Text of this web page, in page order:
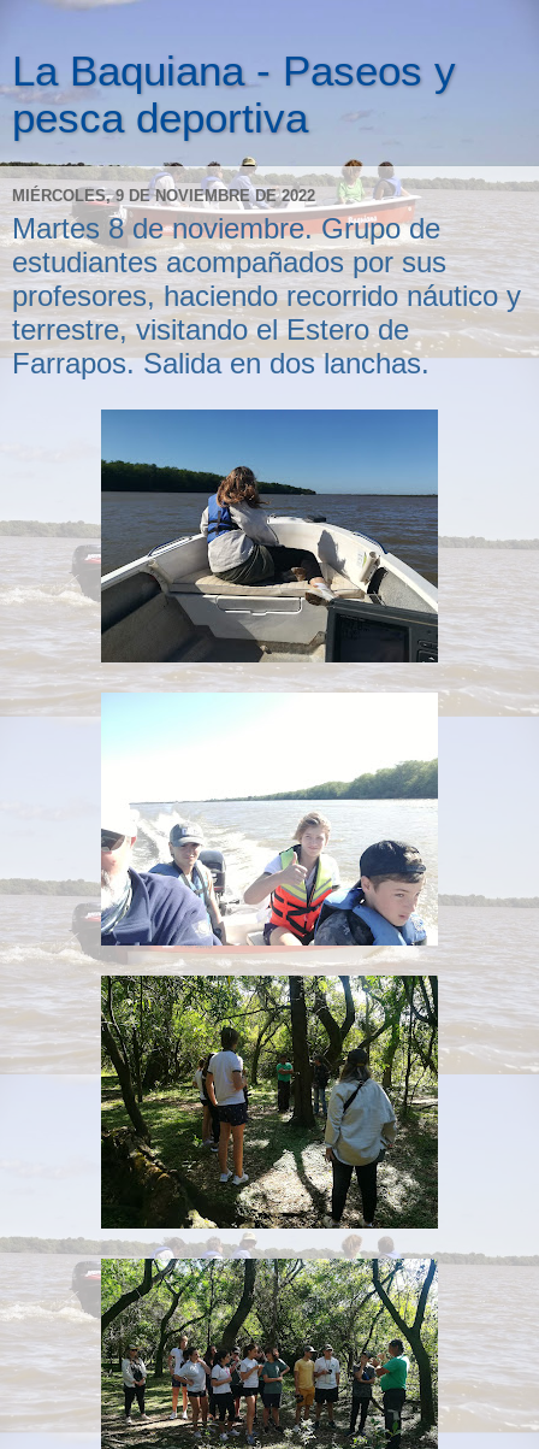
La Baquiana - Paseos y
pesca deportiva
MIÉRCOLES, 9 DE NOVIEMBRE DE 2022
Martes 8 de noviembre. Grupo de
estudiantes acompañados por sus
profesores, haciendo recorrido náutico y
terrestre, visitando el Estero de
Farrapos. Salida en dos lanchas.